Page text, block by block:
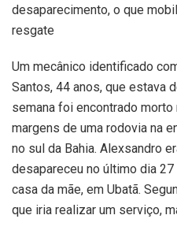
desaparecimento, o que
resgate
Um mecânico identificado
Santos, 44 anos, que estava
semana foi encontrado morto
margens de uma rodovia na
no sul da Bahia. Alexsandro
desapareceu no último dia
casa da mãe, em Ubatã.
que iria realizar um serviço,